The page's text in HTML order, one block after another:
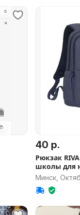
40 р.
Рюкзак
школы для
Минск,